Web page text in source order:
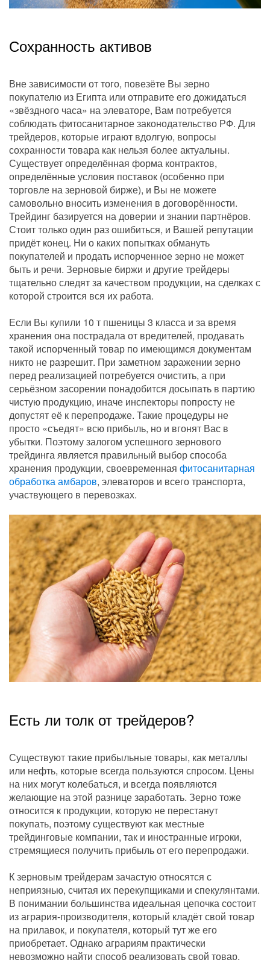
Сохранность активов
Вне зависимости от того, повезёте Вы зерно
покупателю из Египта или отправите его дожидаться
«звёздного часа» на элеваторе, Вам потребуется
соблюдать фитосанитарное законодательство РФ. Для
трейдеров, которые играют вдолгую, вопросы
сохранности товара как нельзя более актуальны.
Существует определённая форма контрактов,
определённые условия поставок (особенно при
торговле на зерновой бирже), и Вы не можете
самовольно вносить изменения в договорённости.
Трейдинг базируется на доверии и знании партнёров.
Стоит только один раз ошибиться, и Вашей репутации
придёт конец. Ни о каких попытках обмануть
покупателей и продать испорченное зерно не может
быть и речи. Зерновые биржи и другие трейдеры
тщательно следят за качеством продукции, на сделках с
которой строится вся их работа.
Если Вы купили 10 т пшеницы 3 класса и за время
хранения она пострадала от вредителей, продавать
такой испорченный товар по имеющимся документам
никто не разрешит. При заметном заражении зерно
перед реализацией потребуется очистить, а при
серьёзном засорении понадобится досыпать в партию
чистую продукцию, иначе инспекторы попросту не
допустят её к перепродаже. Такие процедуры не
просто «съедят» всю прибыль, но и вгонят Вас в
убытки. Поэтому залогом успешного зернового
трейдинга является правильный выбор способа
хранения продукции, своевременная фитосанитарная
обработка амбаров, элеваторов и всего транспорта,
участвующего в перевозках.
Есть ли толк от трейдеров?
Существуют такие прибыльные товары, как металлы
или нефть, которые всегда пользуются спросом. Цены
на них могут колебаться, и всегда появляются
желающие на этой разнице заработать. Зерно тоже
относится к продукции, которую не перестанут
покупать, поэтому существуют как местные
трейдинговые компании, так и иностранные игроки,
стремящиеся получить прибыль от его перепродажи.
К зерновым трейдерам зачастую относятся с
неприязнью, считая их перекупщиками и спекулянтами.
В понимании большинства идеальная цепочка состоит
из агрария-производителя, который кладёт свой товар
на прилавок, и покупателя, который тут же его
приобретает. Однако аграриям практически
невозможно найти способ реализовать свой товар,